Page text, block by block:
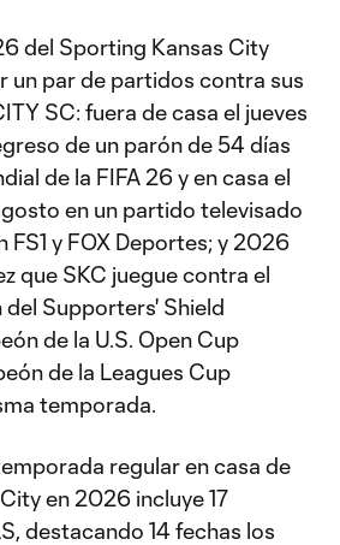
del Sporting Kansas City
un par de partidos contra sus
SC: fuera de casa el jueves
de un parón de 54 días
de la FIFA 26 y en casa el
en un partido televisado
FS1 y FOX Deportes; y 2026
que SKC juegue contra el
Supporters' Shield
de la U.S. Open Cup
de la Leagues Cup
temporada.
regular en casa de
en 2026 incluye 17
destacando 14 fechas los